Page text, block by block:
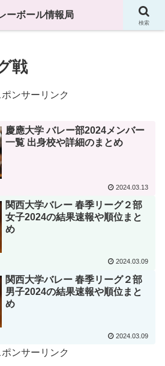
などのバレーボール情報満載です
戦
ポンサーリンク
慶應大学 バレー部2024メンバー
一覧 出身校や詳細のまとめ
2024.03.13
関西大学バレー 春季リーグ２部
女子2024の結果速報や順位まと
め
2024.03.09
関西大学バレー 春季リーグ２部
男子2024の結果速報や順位まと
め
2024.03.09
ポンサーリンク
ーボール情報局
検索